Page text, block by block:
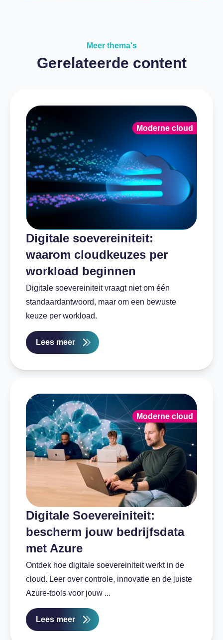
Meer thema's
Gerelateerde content
Digitale soevereiniteit:
waarom cloudkeuzes per
workload beginnen
Digitale soevereiniteit vraagt niet om één
standaardantwoord, maar om een bewuste
keuze per workload.
Lees meer
Moderne cloud
Digitale Soevereiniteit:
bescherm jouw bedrijfsdata
met Azure
Ontdek hoe digitale soevereiniteit werkt in de
cloud. Leer over controle, innovatie en de juiste
Azure-tools voor jouw ...
Lees meer
Moderne cloud